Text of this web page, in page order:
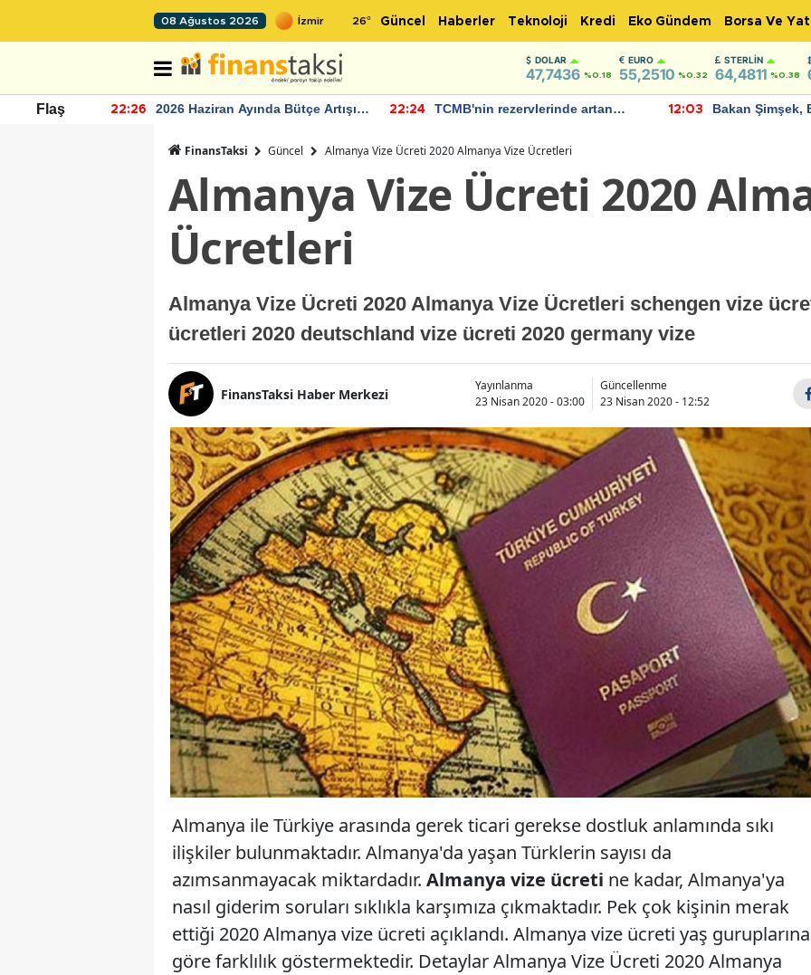
08 Ağustos 2026 26° Güncel Haberler Teknoloji Kredi Eko Gündem Borsa Ve
DOLAR
47,7436 %0.18
EURO
55,2510 %0.32
STERLIN
64,4811 %0.38
Flaş 22:26
2026 Haziran Ayında Bütçe Artışı
22:24
TCMB'nin rezervlerinde artan
12:03
Bakan Şimşek,
FinansTaksi Güncel Almanya Vize Ücreti 2020 Almanya Vize Ücretleri
Almanya Vize Ücreti 2020
Ücretleri
Almanya Vize Ücreti 2020 Almanya Vize Ücretleri schengen vize
ücretleri 2020 deutschland vize ücreti 2020 germany vize
FinansTaksi Haber Merkezi
Yayınlanma
23 Nisan 2020 - 03:00
Güncellenme
23 Nisan 2020 - 12:52
Almanya ile Türkiye arasında gerek ticari gerekse dostluk anlamında sıkı
ilişkiler bulunmaktadır. Almanya'da yaşan Türklerin sayısı da
azımsanmayacak miktardadır. Almanya vize ücreti ne kadar, Almanya'ya
nasıl giderim soruları sıklıkla karşımıza çıkmaktadır. Pek çok kişinin merak
ettiği 2020 Almanya vize ücreti açıklandı. Almanya vize ücreti yaş guruplarına
göre farklılık göstermektedir. Detaylar Almanya Vize Ücreti 2020 Almanya